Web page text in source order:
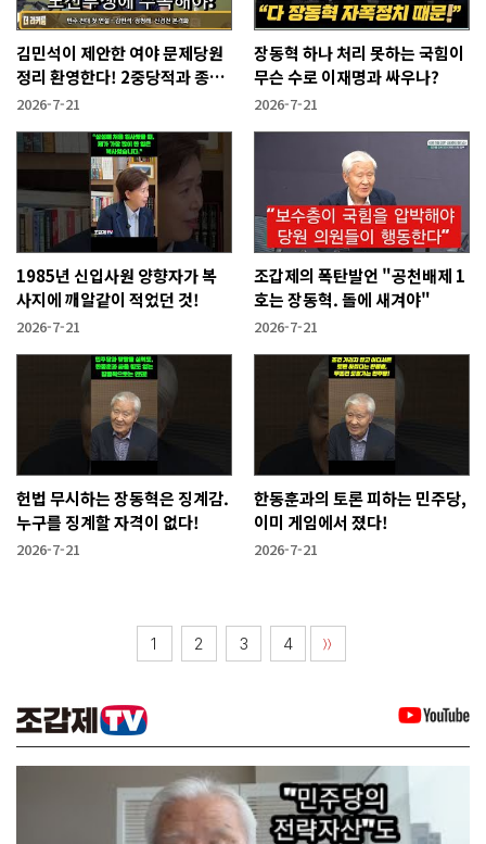
김민석이 제안한 여야 문제당원
정리 환영한다! 2중당적과 종교
세력.
2026-7-21
장동혁 하나 처리 못하는 국힘이
무슨 수로 이재명과 싸우나?
2026-7-21
1985년 신입사원 양향자가 복
사지에 깨알같이 적었던 것!
2026-7-21
조갑제의 폭탄발언 "공천배제 1
호는 장동혁. 돌에 새겨야"
2026-7-21
헌법 무시하는 장동혁은 징계감.
누구를 징계할 자격이 없다!
2026-7-21
한동훈과의 토론 피하는 민주당,
이미 게임에서 졌다!
2026-7-21
1 2 3 4 〉〉